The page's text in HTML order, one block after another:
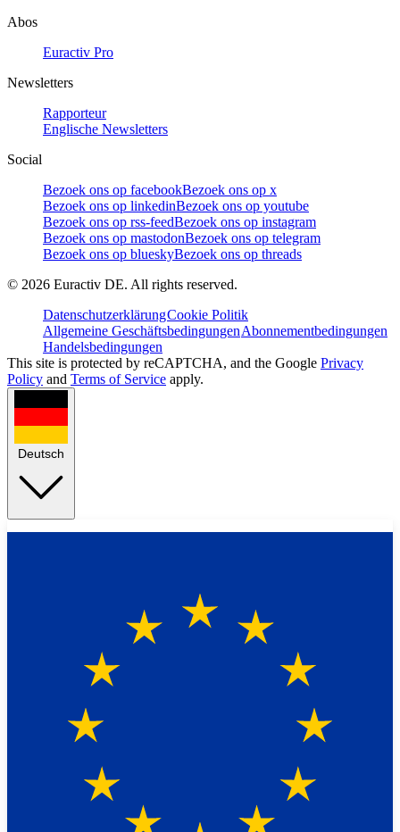
Abos
Euractiv Pro
Newsletters
Rapporteur
Englische Newsletters
Social
Bezoek ons op facebookBezoek ons op x
Bezoek ons op linkedinBezoek ons op youtube
Bezoek ons op rss-feedBezoek ons op instagram
Bezoek ons op mastodonBezoek ons op telegram
Bezoek ons op blueskyBezoek ons op threads
© 2026 Euractiv DE. All rights reserved.
DatenschutzerklärungCookie Politik
Allgemeine GeschäftsbedingungenAbonnementbedingungen
Handelsbedingungen
This site is protected by reCAPTCHA, and the Google Privacy
Policy and Terms of Service apply.
Deutsch